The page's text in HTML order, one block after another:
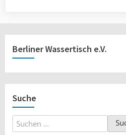
Berliner Wassertisch e.V.
Suche
Suchen
nach: